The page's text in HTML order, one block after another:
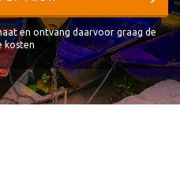
en ontvang daarvoor graag de
kosten